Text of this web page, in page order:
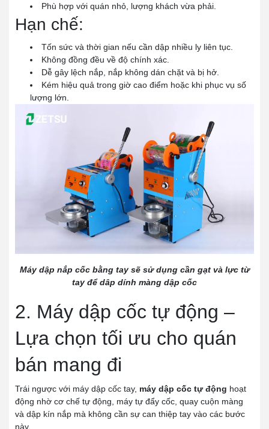
Phù hợp với quán nhỏ, lượng khách vừa phải.
Hạn chế:
Tốn sức và thời gian nếu cần dập nhiều ly liên tục.
Không đồng đều về độ chính xác.
Dễ gây lệch nắp, nắp không dán chặt và bị hở.
Kém hiệu quả trong giờ cao điểm hoặc khi phục vụ số
lượng lớn.
Máy dập nắp cốc bằng tay sẽ sử dụng cần gạt và lực từ
tay để dâp dính màng dập cốc
2. Máy dập cốc tự động –
Lựa chọn tối ưu cho quán
bán mang đi
Trái ngược với máy dập cốc tay, máy dập cốc tự động hoạt
động nhờ cơ chế tự động, máy tự đẩy cốc, quay cuộn màng
và dập kín nắp mà không cần sự can thiệp tay vào các bước
này.